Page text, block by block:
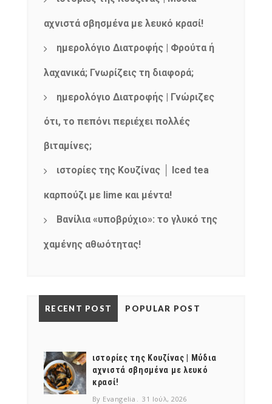
αχνιστά σβησμένα με λευκό κρασί!
ημερολόγιο Διατροφής | Φρούτα ή
λαχανικά; Γνωρίζεις τη διαφορά;
ημερολόγιο Διατροφής | Γνώριζες
ότι, το πεπόνι περιέχει πολλές
βιταμίνες;
ιστορίες της Κουζίνας │ Iced tea
καρπούζι με lime και μέντα!
Βανίλια «υποβρύχιο»: το γλυκό της
χαμένης αθωότητας!
RECENT POST POPULAR POST
ιστορίες της Κουζίνας | Μύδια
αχνιστά σβησμένα με λευκό
κρασί!
By Evangelia 31 Ιούλ, 2026
NEWSLETTER
Get ti
mel
y updates
fro
m
your favorite
products